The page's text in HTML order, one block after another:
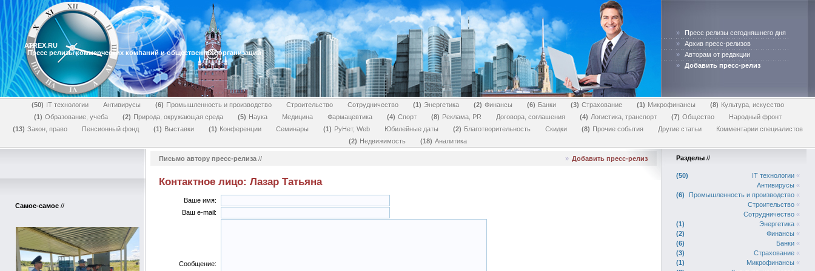
ATREX.RU
Пресс релизы коммерческих компаний и общественных организаций
»
Пресс релизы сегодняшнего дня
»
Архив пресс-релизов
»
Авторам от редакции
»
Добавить пресс-релиз
50 IT технологии Антивирусы 6 Промышленность и производство Строительство Сотрудничество 1 Энергетика 2 Финансы 6 Банки 3 Страхование 1 Микрофинансы 8
Культура, искусство
1
Образование, учеба 2 Природа, окружающая среда 5 Наука Медицина Фармацевтика 4 Спорт 8 Реклама, PR Договора, соглашения 4 Логистика, транспорт 7 Общество
Народный фронт
13
Закон, право Пенсионный фонд 1 Выставки 1 Конференции Семинары 1 РуНет, Web Юбилейные даты 2 Благотворительность Скидки 8 Прочие события Другие статьи
Комментарии специалистов
2
Недвижимость 18 Аналитика
Самое-самое //
Письмо автору пресс-релиза // » Добавить пресс-релиз
Контактное лицо: Лазар Татьяна
Ваше имя:
Ваш e-mail:
Сообщение:
Разделы //
50 IT технологии «
Антивирусы «
6
Промышленность и производство «
Строительство «
Сотрудничество «
1
Энергетика «
2
Финансы «
6
Банки «
3
Страхование «
1
Микрофинансы «